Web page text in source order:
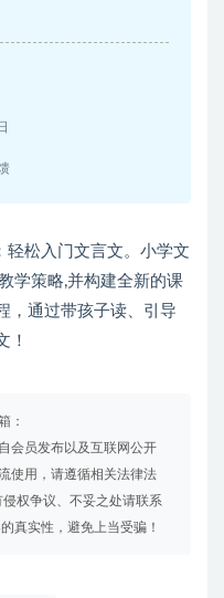
松入门文言文。小学文
学策略,并构建全新的课
，通过带孩子读、引导
！
：
会员发布以及互联网公开
使用，请遵循相关法律法
权争议、不妥之处请联系
真实性，避免上当受骗！